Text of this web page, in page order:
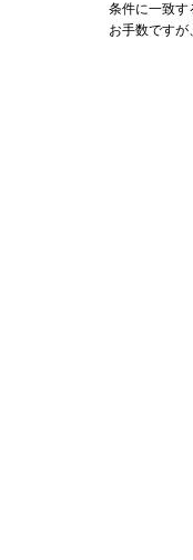
条件に一致す
お手数ですが